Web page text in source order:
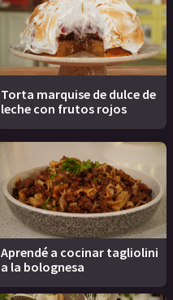
Torta marquise de dulce de
leche con frutos rojos
Aprendé a cocinar tagliolini
a la bolognesa